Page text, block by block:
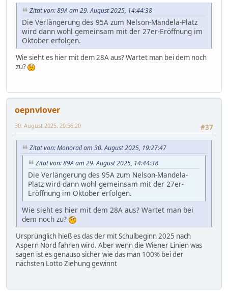
Zitat von: 89A am 29. August 2025, 14:44:38
Die Verlängerung des 95A zum Nelson-Mandela-Platz
wird dann wohl gemeinsam mit der 27er-Eröffnung im
Oktober erfolgen.
Wie sieht es hier mit dem 28A aus? Wartet man bei dem noch
zu?
oepnvlover
#37
30. August 2025, 20:56:20
Zitat von: Monorail am 30. August 2025, 19:27:47
Zitat von: 89A am 29. August 2025, 14:44:38
Die Verlängerung des 95A zum Nelson-Mandela-
Platz wird dann wohl gemeinsam mit der 27er-
Eröffnung im Oktober erfolgen.
Wie sieht es hier mit dem 28A aus? Wartet man bei
dem noch zu?
Ursprünglich hieß es das der mit Schulbeginn 2025 nach
Aspern Nord fahren wird. Aber wenn die Wiener Linien was
sagen ist es genauso sicher wie das man 100% bei der
nächsten Lotto Ziehung gewinnt